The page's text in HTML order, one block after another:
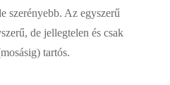
szerényebb. Az egyszerű
de jellegtelen és csak
tartós.